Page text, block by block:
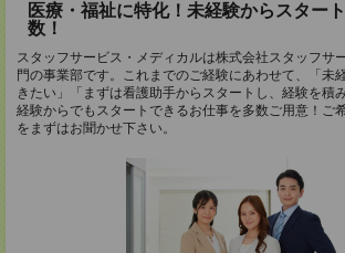
医療・福祉に特化！未経験からスター
数！
スタッフサービス・メディカルは株式会社スタッフサ
門の事業部です。これまでのご経験にあわせて、「未
きたい」「まずは看護助手からスタートし、経験を積
経験からでもスタートできるお仕事を多数ご用意！ご
をまずはお聞かせ下さい。